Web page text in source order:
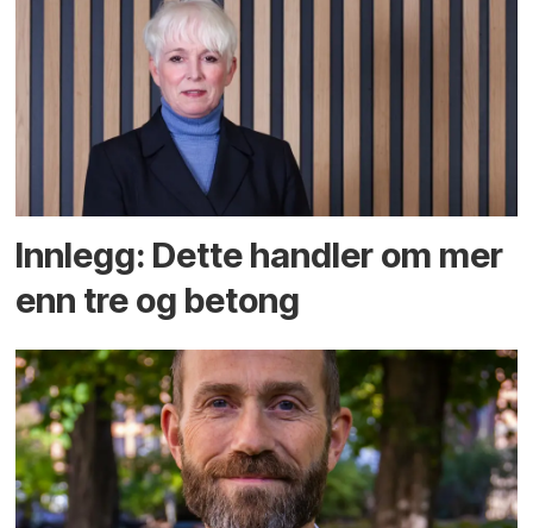
Innlegg: Dette handler om mer
enn tre og betong